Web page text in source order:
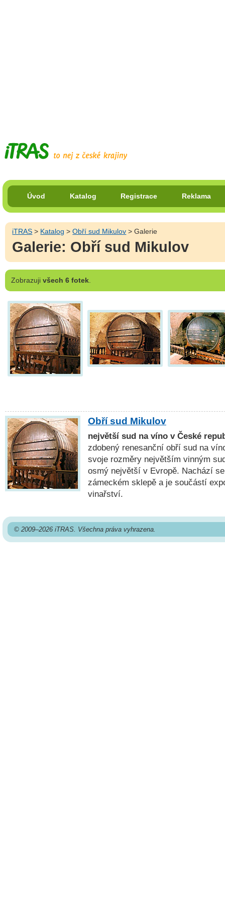
Úvod Katalog Registrace Reklama
iTRAS > Katalog >Obří sud Mikulov > Galerie
Galerie: Obří sud Mikulov
Zobrazuji všech 6 fotek.
Obří sud Mikulov
největší sud na víno v České
zdobený renesanční obří sud na
svoje rozměry největším vinným
osmý největší v Evropě. Nachází
zámeckém sklepě a je součástí
vinařství.
© 2009–2026 iTRAS. Všechna práva vyhrazena.